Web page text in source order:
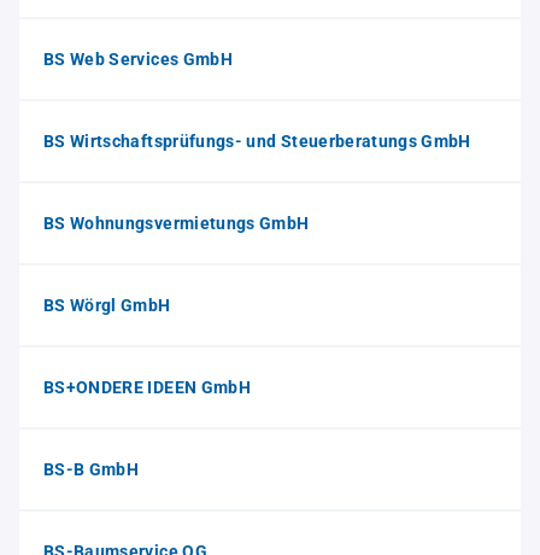
BS Web Services GmbH
BS Wirtschaftsprüfungs- und Steuerberatungs GmbH
BS Wohnungsvermietungs GmbH
BS Wörgl GmbH
BS+ONDERE IDEEN GmbH
BS-B GmbH